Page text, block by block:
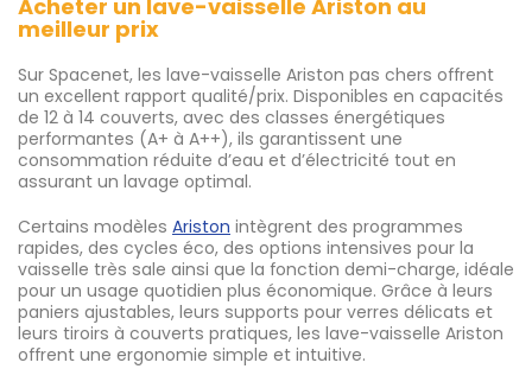
Acheter un lave-vaisselle Ariston au
meilleur prix
Sur Spacenet, les lave-vaisselle Ariston pas chers offrent
un excellent rapport qualité/prix. Disponibles en capacités
de 12 à 14 couverts, avec des classes énergétiques
performantes (A+ à A++), ils garantissent une
consommation réduite d’eau et d’électricité tout en
assurant un lavage optimal.
Certains modèles Ariston intègrent des programmes
rapides, des cycles éco, des options intensives pour la
vaisselle très sale ainsi que la fonction demi-charge, idéale
pour un usage quotidien plus économique. Grâce à leurs
paniers ajustables, leurs supports pour verres délicats et
leurs tiroirs à couverts pratiques, les lave-vaisselle Ariston
offrent une ergonomie simple et intuitive.